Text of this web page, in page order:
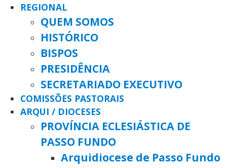
REGIONAL
QUEM SOMOS
HISTÓRICO
BISPOS
PRESIDÊNCIA
SECRETARIADO EXECUTIVO
COMISSÕES PASTORAIS
ARQUI / DIOCESES
PROVÍNCIA ECLESIÁSTICA DE
PASSO FUNDO
Arquidiocese de Passo Fundo